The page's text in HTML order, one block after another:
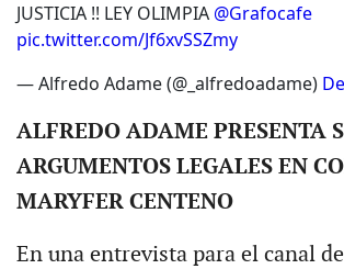
JUSTICIA !! LEY OLIMPIA @Grafocafe
pic.twitter.com/Jf6xvSSZmy
— Alfredo Adame (@_alfredoadame)
ALFREDO ADAME PRESENTA
ARGUMENTOS LEGALES EN
MARYFER CENTENO
En una entrevista para el canal